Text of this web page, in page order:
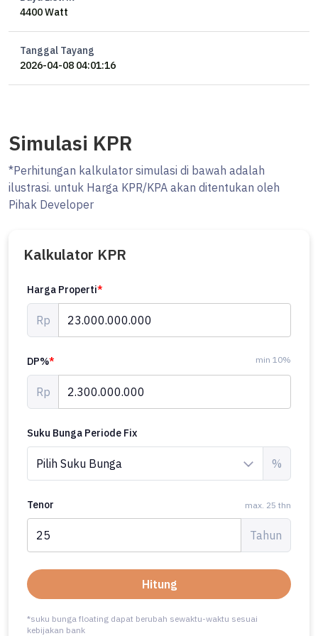
4400 Watt
Tanggal Tayang
2026-04-08 04:01:16
Simulasi KPR
*Perhitungan kalkulator simulasi di bawah adalah
ilustrasi. untuk Harga KPR/KPA akan ditentukan oleh
Pihak Developer
Kalkulator KPR
Harga Properti*
Rp
DP%* min 10%
Rp
Suku Bunga Periode Fix
%
Tenor max. 25 thn
Tahun
Hitung
*suku bunga floating dapat berubah sewaktu-waktu sesuai
kebijakan bank